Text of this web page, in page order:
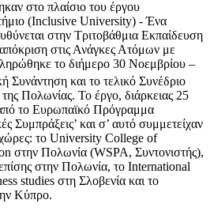
στο πλαίσιο του έργου
(Inclusive University) - Ένα
στην Τριτοβάθμια Εκπαίδευση
στις Ανάγκες Ατόμων με
το διήμερο 30 Νοεμβρίου –
Συνάντηση και το τελικό Συνέδριο
Πολωνίας. To έργο, διάρκειας 25
το Ευρωπαϊκό Πρόγραμμα
Συμπράξεις’ και σ’ αυτό συμμετείχαν
χώρες: το University College of
στην Πολωνία (WSPA, Συντονιστής),
στην Πολωνία, το International
studies στη Σλοβενία και το
Κύπρο.